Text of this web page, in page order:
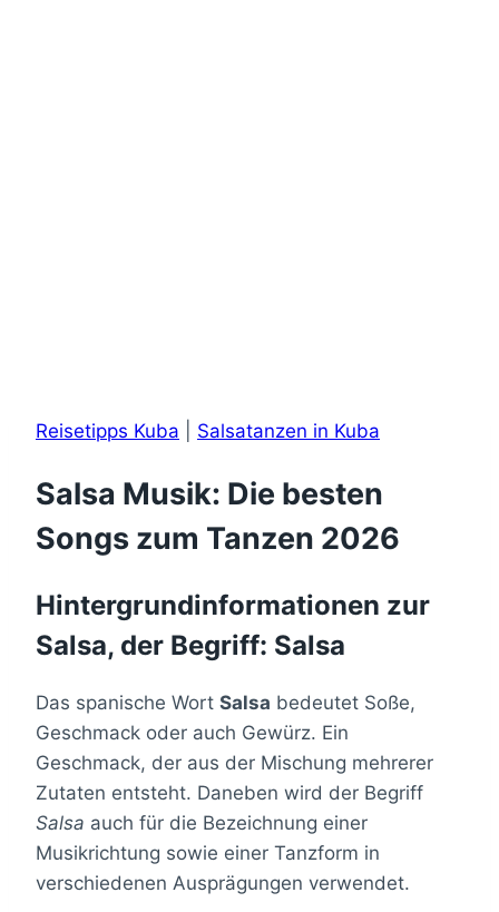
Reisetipps Kuba Salsatanzen in Kuba
Salsa Musik: Die besten
Songs zum Tanzen 2026
Hintergrundinformationen zur
Salsa, der Begriff: Salsa
Das spanische Wort Salsa bedeutet Soße,
Geschmack oder auch Gewürz. Ein
Geschmack, der aus der Mischung mehrerer
Zutaten entsteht. Daneben wird der Begriff
Salsa auch für die Bezeichnung einer
Musikrichtung sowie einer Tanzform in
verschiedenen Ausprägungen verwendet.